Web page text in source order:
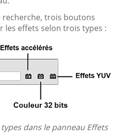
recherche, trois boutons
effets selon trois types :
dans le panneau Effets